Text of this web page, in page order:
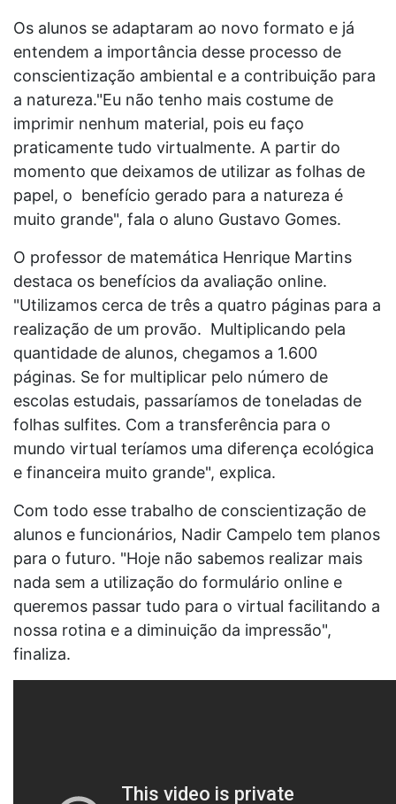
Os alunos se adaptaram ao novo formato e já
entendem a importância desse processo de
conscientização ambiental e a contribuição para
a natureza."Eu não tenho mais costume de
imprimir nenhum material, pois eu faço
praticamente tudo virtualmente. A partir do
momento que deixamos de utilizar as folhas de
papel, o benefício gerado para a natureza é
muito grande", fala o aluno Gustavo Gomes.
O professor de matemática Henrique Martins
destaca os benefícios da avaliação online.
"Utilizamos cerca de três a quatro páginas para a
realização de um provão. Multiplicando pela
quantidade de alunos, chegamos a 1.600
páginas. Se for multiplicar pelo número de
escolas estudais, passaríamos de toneladas de
folhas sulfites. Com a transferência para o
mundo virtual teríamos uma diferença ecológica
e financeira muito grande", explica.
Com todo esse trabalho de conscientização de
alunos e funcionários, Nadir Campelo tem planos
para o futuro. "Hoje não sabemos realizar mais
nada sem a utilização do formulário online e
queremos passar tudo para o virtual facilitando a
nossa rotina e a diminuição da impressão",
finaliza.